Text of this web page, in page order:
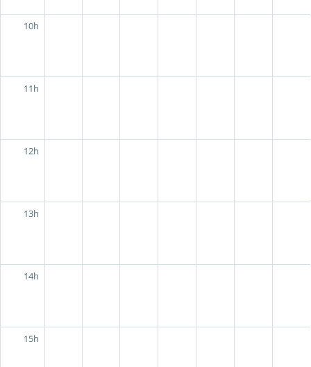
10h
11h
12h
13h
14h
15h